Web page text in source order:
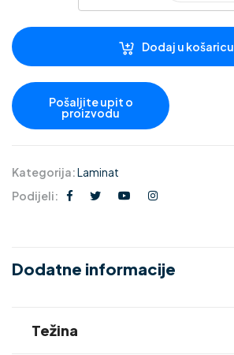
Dodaj u košaricu
Kategorija:Laminat
Podijeli:
Dodatne informacije
Težina